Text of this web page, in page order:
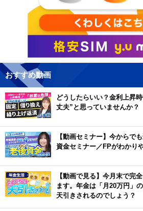
おすすめ動画
どうしたらいい？金利上昇
丈夫”と思っていませんか？
【動画セミナー】今からで
資金セミナー／FPがわかり
【動画で見る】今月末で完
ます。年金は「月20万円」
天引きされるのでしょう？